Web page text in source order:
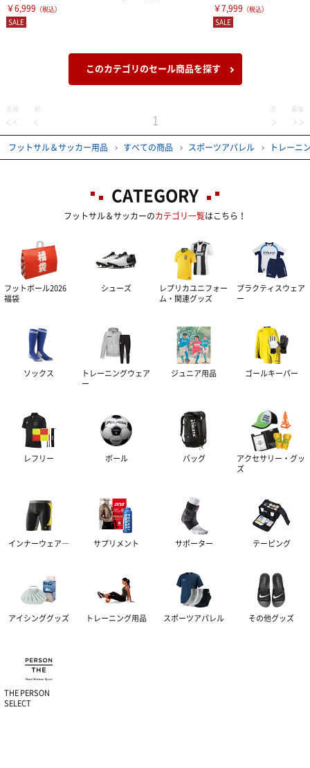
グ）の...
￥6,999 （税込）
SALE
らす肌面...
￥7,999 （税込）
SALE
このカテゴリのセール商品を探す
先頭 前
1
次 最後
フットサル＆サッカー用品 すべての商品 スポーツアパレル トレーニ
CATEGORY
フットサル＆サッカーのカテゴリ一覧はこちら！
フットボール2026
福袋
シューズ
レプリカユニフォー
ム・関連グッズ
プラクティスウェア
ー
ソックス
トレーニングウェア
ー
ジュニア用品 ゴールキーパー
レフリー ボール バッグ
アクセサリー・グッ
ズ
インナーウェア― サプリメント サポーター テーピング
アイシンググッズ トレーニング用品 スポーツアパレル その他グッズ
THE PERSON
SELECT